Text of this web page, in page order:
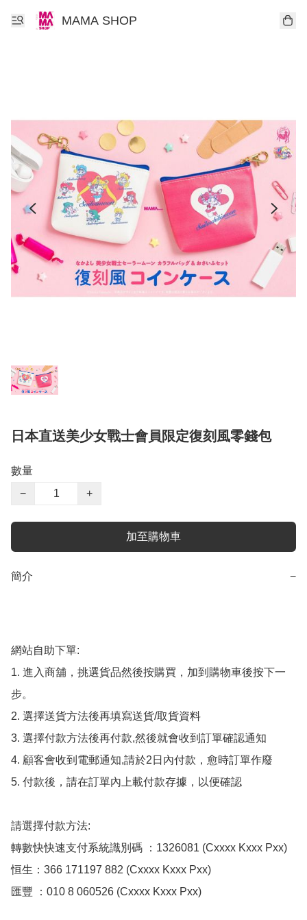
MAMA SHOP
日本直送美少女戰士會員限定復刻風零錢包
數量
−
+
加至購物車
簡介 −
網站自助下單:
1. 進入商舖，挑選貨品然後按購買，加到購物車後按下一
步。
2. 選擇送貨方法後再填寫送貨/取貨資料
3. 選擇付款方法後再付款,然後就會收到訂單確認通知
4. 顧客會收到電郵通知,請於2日內付款，愈時訂單作廢
5. 付款後，請在訂單內上載付款存據，以便確認
請選擇付款方法:
轉數快快速支付系統識別碼 ：1326081 (Cxxxx Kxxx Pxx)
恒生：366 171197 882 (Cxxxx Kxxx Pxx)
匯豐 ：010 8 060526 (Cxxxx Kxxx Pxx)